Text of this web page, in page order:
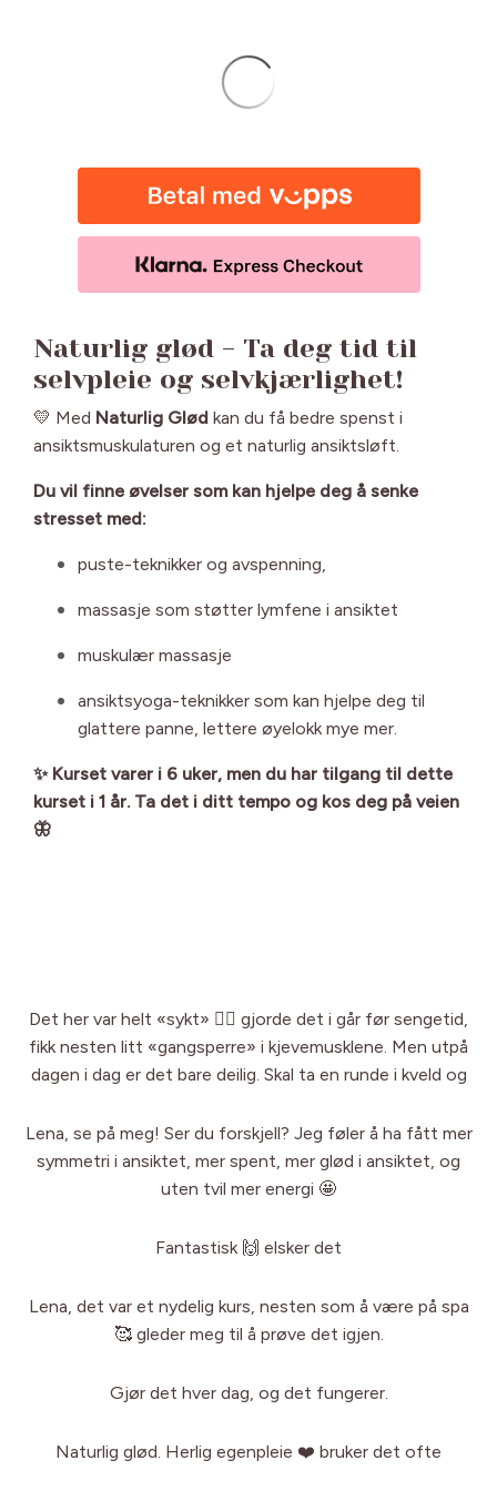
Naturlig glød - Ta deg tid til
selvpleie og selvkjærlighet!
💛 Med Naturlig Glød kan du få bedre spenst i
ansiktsmuskulaturen og et naturlig ansiktsløft.
Du vil finne øvelser som kan hjelpe deg å senke
stresset med:
puste-teknikker og avspenning,
massasje som støtter lymfene i ansiktet
muskulær massasje
ansiktsyoga-teknikker som kan hjelpe deg til
glattere panne, lettere øyelokk mye mer.
✨ Kurset varer i 6 uker, men du har tilgang til dette
kurset i 1 år. Ta det i ditt tempo og kos deg på veien
🦋
Det her var helt «sykt» 👍🏻 gjorde det i går før sengetid,
fikk nesten litt «gangsperre» i kjevemusklene. Men utpå
dagen i dag er det bare deilig. Skal ta en runde i kveld og
Lena, se på meg! Ser du forskjell? Jeg føler å ha fått mer
symmetri i ansiktet, mer spent, mer glød i ansiktet, og
uten tvil mer energi 🤩
Fantastisk 🙌 elsker det
Lena, det var et nydelig kurs, nesten som å være på spa
🥰 gleder meg til å prøve det igjen.
Gjør det hver dag, og det fungerer.
Naturlig glød. Herlig egenpleie ❤️ bruker det ofte